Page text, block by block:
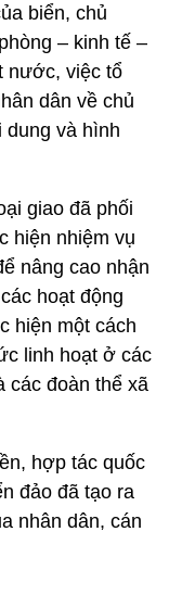
biển, chủ
– kinh tế –
nước, việc tổ
dân về chủ
dung và hình
giao đã phối
hiện nhiệm vụ
nâng cao nhận
hoạt động
hiện một cách
linh hoạt ở các
các đoàn thể xã
hợp tác quốc
đảo đã tạo ra
nhân dân, cán